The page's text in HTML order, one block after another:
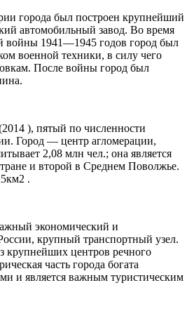
города был построен крупнейший
автомобильный завод. Во время
войны 1941—1945 годов город был
военной техники, в силу чего
После войны город был
), пятый по численности
Город — центр агломерации,
2,08 млн чел.; она является
и второй в Среднем Поволжье.
.
экономический и
крупный транспортный узел.
крупнейших центров речного
часть города богата
и является важным туристическим